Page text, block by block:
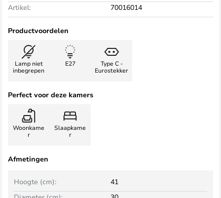
Artikel:
70016014
Productvoordelen
Lamp niet
inbegrepen
E27
Type C -
Eurostekker
Perfect voor deze kamers
Woonkame
r
Slaapkame
r
Afmetingen
Hoogte (cm):
41